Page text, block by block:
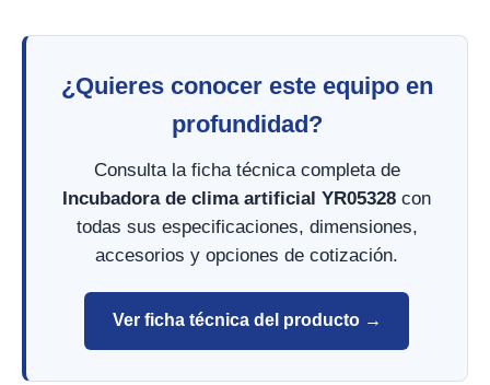
¿Quieres conocer este equipo en
profundidad?
Consulta la ficha técnica completa de
Incubadora de clima artificial YR05328 con
todas sus especificaciones, dimensiones,
accesorios y opciones de cotización.
Ver ficha técnica del producto →